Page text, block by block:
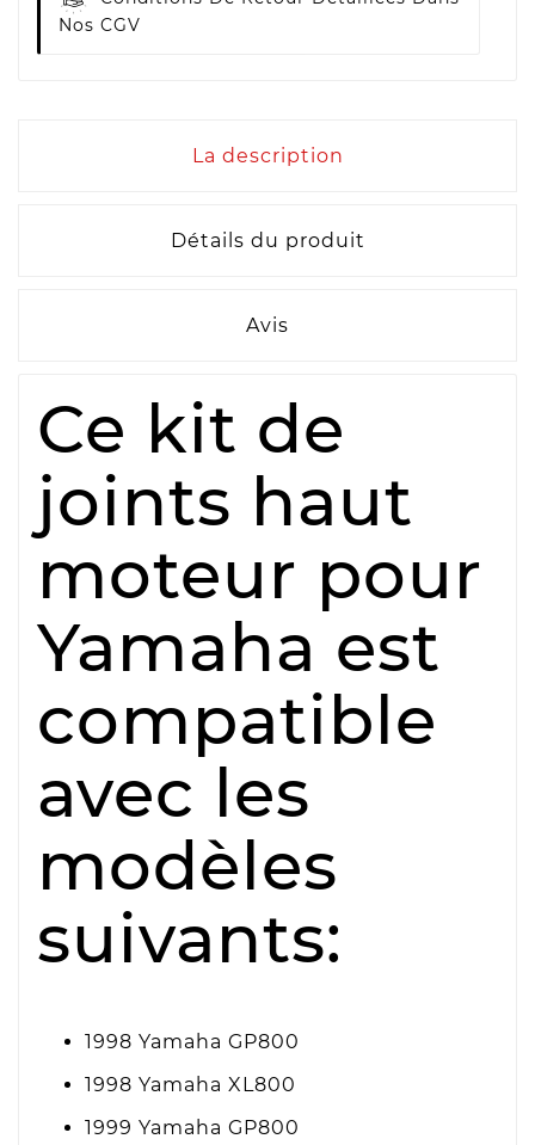
Nos CGV
La description
Détails du produit
Avis
Ce kit de
joints haut
moteur pour
Yamaha est
compatible
avec les
modèles
suivants:
1998 Yamaha GP800
1998 Yamaha XL800
1999 Yamaha GP800